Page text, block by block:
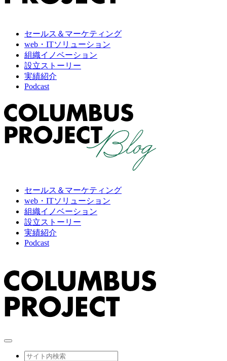
セールス＆マーケティング
web・ITソリューション
組織イノベーション
設立ストーリー
実績紹介
Podcast
セールス＆マーケティング
web・ITソリューション
組織イノベーション
設立ストーリー
実績紹介
Podcast